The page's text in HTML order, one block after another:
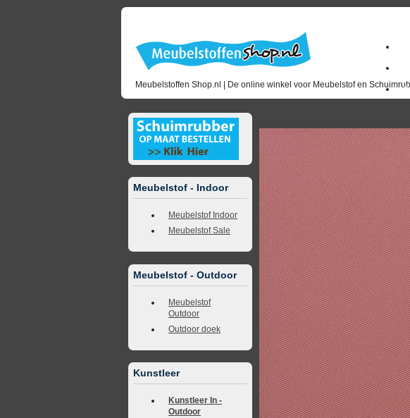
Meubelstoffen Shop.nl | De online winkel voor Meubelstof en
Meubelstof - Indoor
Meubelstof Indoor
Meubelstof Sale
Meubelstof - Outdoor
Meubelstof
Outdoor
Outdoor doek
Kunstleer
Kunstleer In -
Outdoor